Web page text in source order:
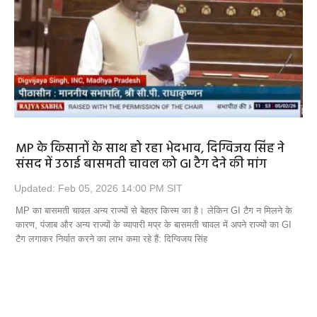
Opinion
Health & Lifestyle
Photo Gallery
Home
MP के किसानों के साथ हो रहा भेदभाव, दिग्विजय सिंह ने
संसद में उठाई बासमती चावल को GI टैग देने की मांग
Updated: Feb 05, 2026 14:00 PM SIT
MP का बासमती चावल अन्य राज्यों से बेहतर किस्म का है। लेकिन GI टैग न मिलने के
कारण, पंजाब और अन्य राज्यों के व्यापारी मप्र के बासमती चावल में अपने राज्यों का GI
टैग लगाकर निर्यात करने का लाभ कमा रहे हैं: दिग्विजय सिंह